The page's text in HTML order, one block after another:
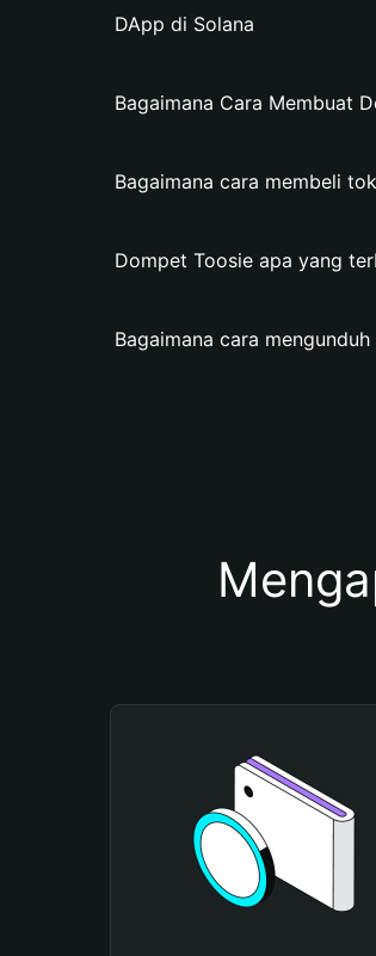
DApp di Solana
Bagaimana Cara Membuat
Bagaimana cara membeli
Dompet Toosie apa yang
Bagaimana cara